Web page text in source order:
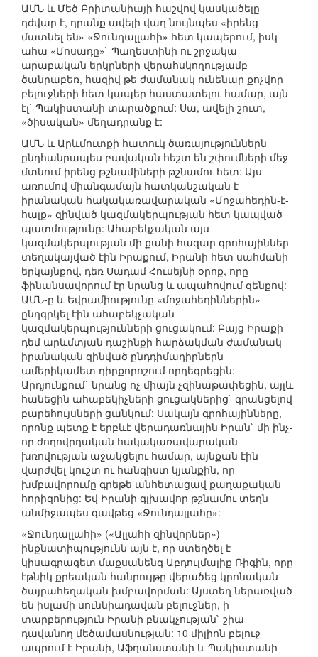
ԱՄՆ և Մեծ Բրիտանիայի հաշվով կասկածելը
դժվար է, դրանք ավելի վաղ նույնպես «իրենց
մատնել են» «Ջունդալլահի» հետ կապերում, իսկ
ահա «Մոսադը»` Պաղեստինի ու շրջակա
արաբական երկրների վերահսկողությամբ
ծանրաբեռ, հազիվ թե ժամանակ ունենար քոչվոր
բելուջների հետ կապեր հաստատելու համար, այն
էլ` Պակիստանի տարածքում: Սա, ավելի շուտ,
«ծիսական» մեղադրանք է:
ԱՄՆ և Արևմուտքի հատուկ ծառայություններն
ընդհանրապես բավական հեշտ են շփումների մեջ
մտնում իրենց թշնամիների թշնամու հետ: Այս
առումով միանգամայն հատկանշական է
իրանական հակակառավարական «Մոջահեդին-է-
հալք» զինված կազմակերպության հետ կապված
պատմությունը: Ահաբեկչական այս
կազմակերպության մի քանի հազար գրոհայիններ
տեղակայված էին Իրաքում, Իրանի հետ սահմանի
երկայնքով, դեռ Սադամ Հուսեյնի օրոք, որը
ֆինանսավորում էր նրանց և ապահովում զենքով:
ԱՄՆ-ը և Եվրամիությունը «մոջահեդիններին»
ընդգրկել էին ահաբեկչական
կազմակերպությունների ցուցակում: Բայց Իրաքի
դեմ արևմտյան դաշինքի հարձակման ժամանակ
իրանական զինված ընդդիմադիրներն
ամերիկամետ դիրքորոշում որդեգրեցին:
Արդյունքում` նրանց ոչ միայն չզինաթափեցին, այլև
հանեցին ահաբեկիչների ցուցակներից` գրանցելով
բարեհույսների ցանկում: Սակայն գրոհայինները,
որոնք պետք է երբևէ վերադառնային Իրան` մի ինչ-
որ ժողովրդական հակակառավարական
խռովության աջակցելու համար, այնքան էին
վարժվել կուշտ ու հանգիստ կյանքին, որ
խմբավորումը գրեթե անհետացավ քաղաքական
հորիզոնից: Եվ Իրանի գլխավոր թշնամու տեղն
անմիջապես զավթեց «Ջունդալլահը»:
«Ջունդալլահի» («Ալլահի զինվորներ»)
ինքնատիպությունն այն է, որ ստեղծել է
կիսագրագետ մաքսանենգ Աբդուլմալիք Ռիգին, որը
էթնիկ քրեական հանրույթը վերածեց կրոնական
ծայրահեղական խմբավորման: Այստեղ ներառված
են իսլամի սուննիադավան բելուջներ, ի
տարբերություն Իրանի բնակչության` շիա
դավանող մեծամասնության: 10 միլիոն բելուջ
ապրում է Իրանի, Աֆղանստանի և Պակիստանի